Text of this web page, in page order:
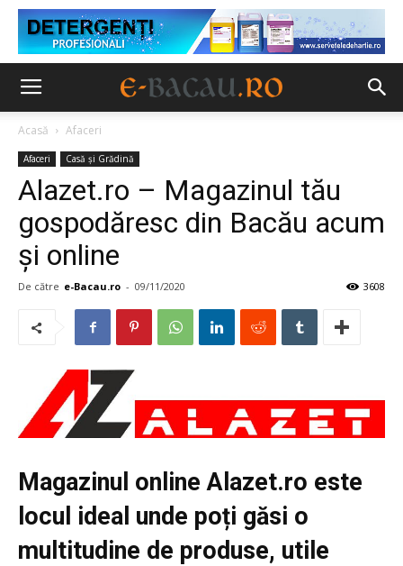
Acasă Afaceri
Afaceri Casă şi Grădină
Alazet.ro – Magazinul tău
gospodăresc din Bacău acum
și online
De către e-Bacau.ro - 09/11/2020 3608
Magazinul online Alazet.ro este
locul ideal unde poți găsi o
multitudine de produse, utile